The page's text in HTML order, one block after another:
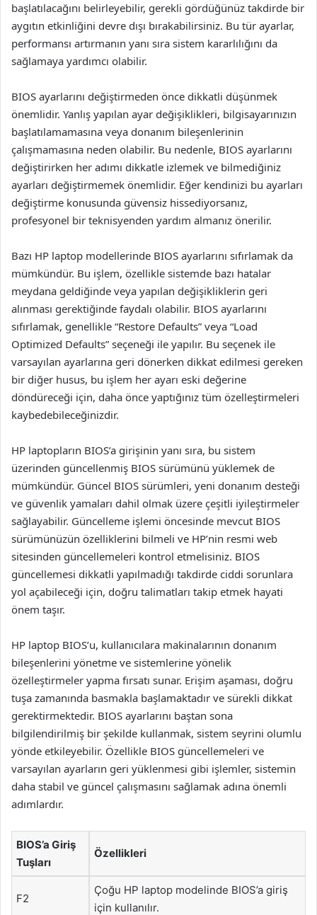
başlatılacağını belirleyebilir, gerekli gördüğünüz takdirde bir
aygıtın etkinliğini devre dışı bırakabilirsiniz. Bu tür ayarlar,
performansı artırmanın yanı sıra sistem kararlılığını da
sağlamaya yardımcı olabilir.
BIOS ayarlarını değiştirmeden önce dikkatli düşünmek
önemlidir. Yanlış yapılan ayar değişiklikleri, bilgisayarınızın
başlatılamamasına veya donanım bileşenlerinin
çalışmamasına neden olabilir. Bu nedenle, BIOS ayarlarını
değiştirirken her adımı dikkatle izlemek ve bilmediğiniz
ayarları değiştirmemek önemlidir. Eğer kendinizi bu ayarları
değiştirme konusunda güvensiz hissediyorsanız,
profesyonel bir teknisyenden yardım almanız önerilir.
Bazı HP laptop modellerinde BIOS ayarlarını sıfırlamak da
mümkündür. Bu işlem, özellikle sistemde bazı hatalar
meydana geldiğinde veya yapılan değişikliklerin geri
alınması gerektiğinde faydalı olabilir. BIOS ayarlarını
sıfırlamak, genellikle “Restore Defaults” veya “Load
Optimized Defaults” seçeneği ile yapılır. Bu seçenek ile
varsayılan ayarlarına geri dönerken dikkat edilmesi gereken
bir diğer husus, bu işlem her ayarı eski değerine
döndüreceği için, daha önce yaptığınız tüm özelleştirmeleri
kaybedebileceğinizdir.
HP laptopların BIOS’a girişinin yanı sıra, bu sistem
üzerinden güncellenmiş BIOS sürümünü yüklemek de
mümkündür. Güncel BIOS sürümleri, yeni donanım desteği
ve güvenlik yamaları dahil olmak üzere çeşitli iyileştirmeler
sağlayabilir. Güncelleme işlemi öncesinde mevcut BIOS
sürümünüzün özelliklerini bilmeli ve HP’nin resmi web
sitesinden güncellemeleri kontrol etmelisiniz. BIOS
güncellemesi dikkatli yapılmadığı takdirde ciddi sorunlara
yol açabileceği için, doğru talimatları takip etmek hayati
önem taşır.
HP laptop BIOS’u, kullanıcılara makinalarının donanım
bileşenlerini yönetme ve sistemlerine yönelik
özelleştirmeler yapma fırsatı sunar. Erişim aşaması, doğru
tuşa zamanında basmakla başlamaktadır ve sürekli dikkat
gerektirmektedir. BIOS ayarlarını baştan sona
bilgilendirilmiş bir şekilde kullanmak, sistem seyrini olumlu
yönde etkileyebilir. Özellikle BIOS güncellemeleri ve
varsayılan ayarların geri yüklenmesi gibi işlemler, sistemin
daha stabil ve güncel çalışmasını sağlamak adına önemli
adımlardır.
BIOS’a Giriş
Tuşları
Özellikleri
F2
Çoğu HP laptop modelinde BIOS’a giriş
için kullanılır.